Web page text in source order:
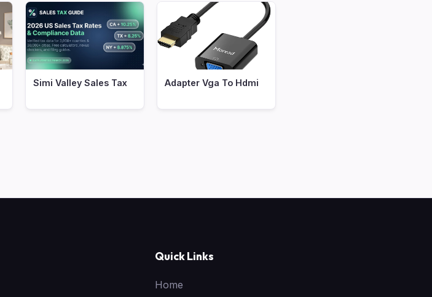
Simi Valley Sales Tax Adapter Vga To Hdmi
Quick Links
Home